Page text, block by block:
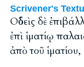
Scrivener's
Οὐδεὶς δὲ
ἐπὶ ἱματίῳ
ἀπὸ τοῦ ἱματίου,